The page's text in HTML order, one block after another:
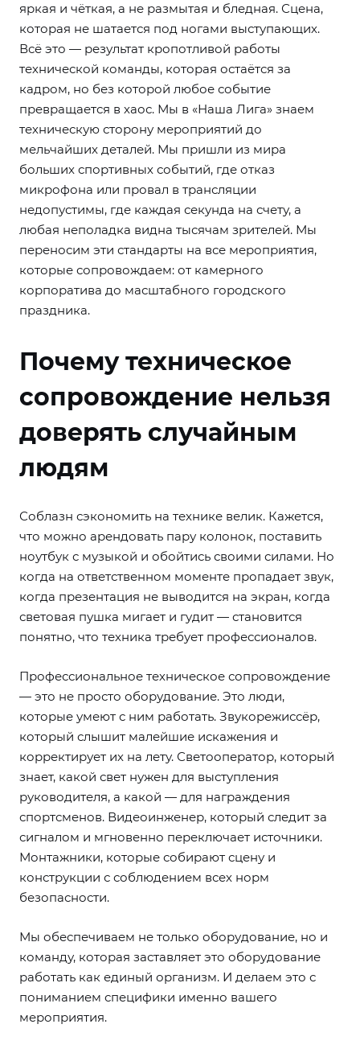
яркая и чёткая, а не размытая и бледная. Сцена,
которая не шатается под ногами выступающих.
Всё это — результат кропотливой работы
технической команды, которая остаётся за
кадром, но без которой любое событие
превращается в хаос. Мы в «Наша Лига» знаем
техническую сторону мероприятий до
мельчайших деталей. Мы пришли из мира
больших спортивных событий, где отказ
микрофона или провал в трансляции
недопустимы, где каждая секунда на счету, а
любая неполадка видна тысячам зрителей. Мы
переносим эти стандарты на все мероприятия,
которые сопровождаем: от камерного
корпоратива до масштабного городского
праздника.
Почему техническое
сопровождение нельзя
доверять случайным
людям
Соблазн сэкономить на технике велик. Кажется,
что можно арендовать пару колонок, поставить
ноутбук с музыкой и обойтись своими силами. Но
когда на ответственном моменте пропадает звук,
когда презентация не выводится на экран, когда
световая пушка мигает и гудит — становится
понятно, что техника требует профессионалов.
Профессиональное техническое сопровождение
— это не просто оборудование. Это люди,
которые умеют с ним работать. Звукорежиссёр,
который слышит малейшие искажения и
корректирует их на лету. Светооператор, который
знает, какой свет нужен для выступления
руководителя, а какой — для награждения
спортсменов. Видеоинженер, который следит за
сигналом и мгновенно переключает источники.
Монтажники, которые собирают сцену и
конструкции с соблюдением всех норм
безопасности.
Мы обеспечиваем не только оборудование, но и
команду, которая заставляет это оборудование
работать как единый организм. И делаем это с
пониманием специфики именно вашего
мероприятия.